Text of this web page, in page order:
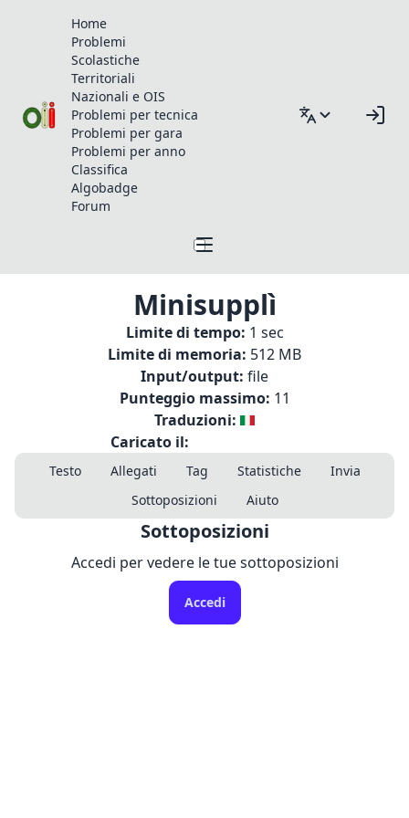
Home
Problemi
Scolastiche
Territoriali
Nazionali e OIS
Problemi per tecnica
Problemi per gara
Problemi per anno
Classifica
Algobadge
Forum
Minisupplì
Limite di tempo: 1 sec
Limite di memoria: 512 MB
Input/output: file
Punteggio massimo: 11
Traduzioni:
Caricato il:
Testo Allegati Tag Statistiche
Invia
Sottoposizioni
Aiuto
Sottoposizioni
Accedi per vedere le tue sottoposizioni
Accedi